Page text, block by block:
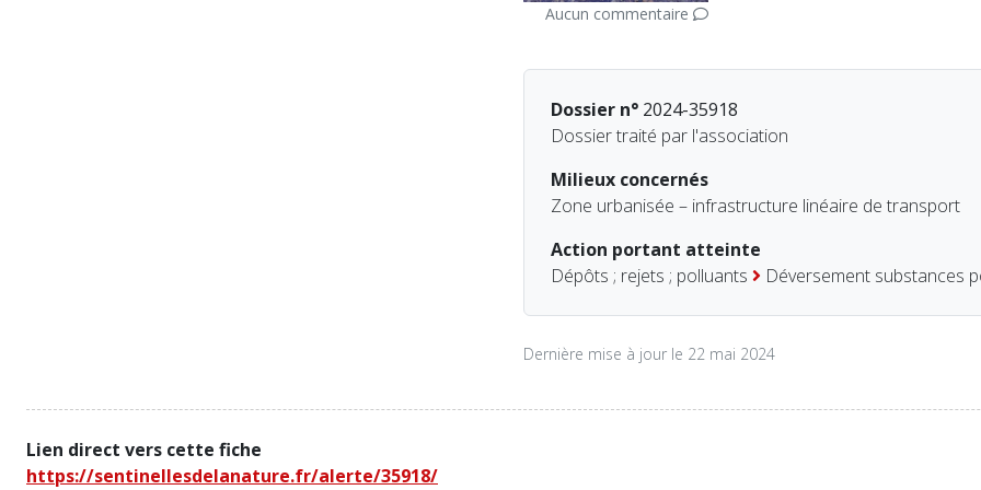
Aucun commentaire
Dossier n°2024-35918
Dossier traité par l'association
Milieux concernés
Zone urbanisée – infrastructure linéaire de transport
Action portant atteinte
Dépôts ; rejets ; polluants
Déversement substances
Dernière mise à jour le 22 mai 2024
Lien direct vers cette fiche
https://sentinellesdelanature.fr/alerte/35918/